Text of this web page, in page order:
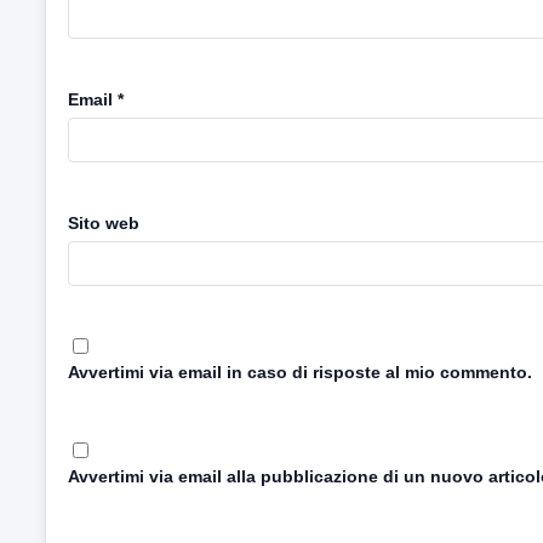
Email *
Sito web
Avvertimi via email in caso di risposte al mio commento.
Avvertimi via email alla pubblicazione di un nuovo